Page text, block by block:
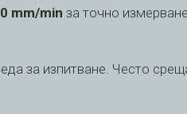
mm/min за точно
за изпитване. Често